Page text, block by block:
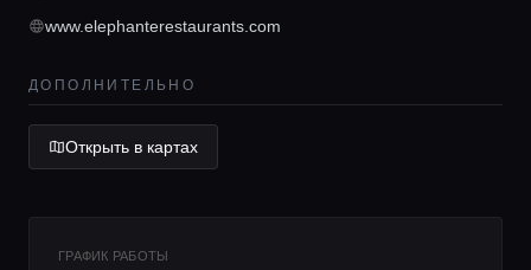
Lifestyle журнал
www.elephanterestaurants.com
ДОПОЛНИТЕЛЬНО
Открыть в картах
ГРАФИК РАБОТЫ